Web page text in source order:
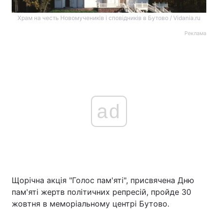
Храм на честь Новомучеників і сповідників в Бутово / Vidania.ru
Реклама
ad
Щорічна акція "Голос пам'яті", присвячена Дню
пам'яті жертв політичних репресій, пройде 30
жовтня в меморіальному центрі Бутово.